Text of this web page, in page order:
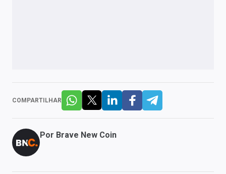
COMPARTILHAR
Por Brave New Coin